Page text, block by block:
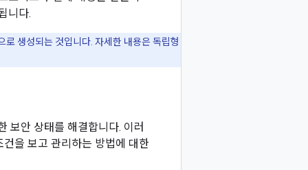
니다.
생성되는 것입니다. 자세한 내용은 독립형
보안 상태를 해결합니다. 이러
을 보고 관리하는 방법에 대한